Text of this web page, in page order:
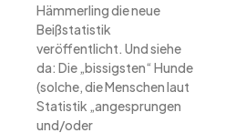
Hämmerling die neue
Beißstatistik
veröffentlicht. Und siehe
da: Die „bissigsten“ Hunde
(solche, die Menschen laut
Statistik „angesprungen
und/oder